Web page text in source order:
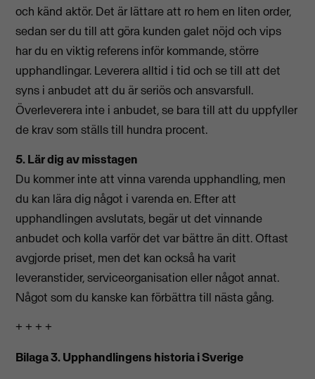
och känd aktör. Det är lättare att ro hem en liten order,
sedan ser du till att göra kunden galet nöjd och vips
har du en viktig referens inför kommande, större
upphandlingar. Leverera alltid i tid och se till att det
syns i anbudet att du är seriös och ansvarsfull.
Överleverera inte i anbudet, se bara till att du uppfyller
de krav som ställs till hundra procent.
5. Lär dig av misstagen
Du kommer inte att vinna varenda upphandling, men
du kan lära dig något i varenda en. Efter att
upphandlingen avslutats, begär ut det vinnande
anbudet och kolla varför det var bättre än ditt. Oftast
avgjorde priset, men det kan också ha varit
leveranstider, serviceorganisation eller något annat.
Något som du kanske kan förbättra till nästa gång.
+ + + +
Bilaga 3. Upphandlingens historia i Sverige